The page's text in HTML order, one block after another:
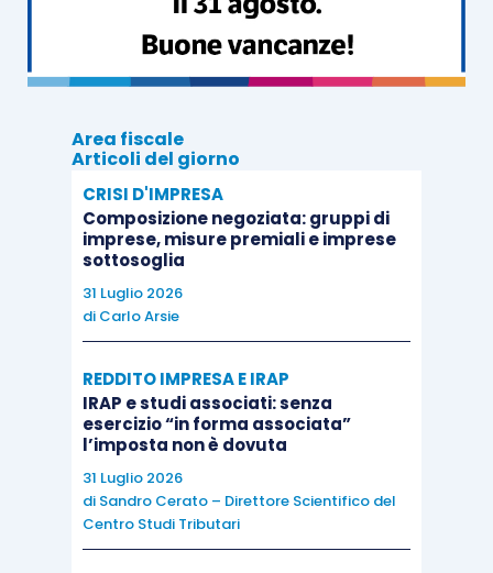
vero e proprio scopo lucrativo.
Alla luce di tutto quanto appena esposto, tuttavia,
sussistente, nel caso in esame, una situazione
oggettiva di impossibilità
soglie del test di operatività, in quanto “
svolgimento di attività economica non può
dipendere in via esclusiva dall’ottenimento di
incentivi economici pubblici
L’imprenditore che scommette tutto sulla
presenza di incentivi economici pubblici
produzione di energia da fonti rinnovabili
classica nozione di imprenditoredettata
articolo 2082 cod. civ.
Area fiscale
Articoli del giorno
CRISI D'IMPRESA
Composizione negoziata: gruppi di
imprese, misure premiali e imprese
sottosoglia
31 Luglio 2026
di Carlo Arsie
REDDITO IMPRESA E IRAP
IRAP e studi associati: senza
esercizio “in forma associata”
l’imposta non è dovuta
31 Luglio 2026
di Sandro Cerato – Direttore Scientifico del
Centro Studi Tributari